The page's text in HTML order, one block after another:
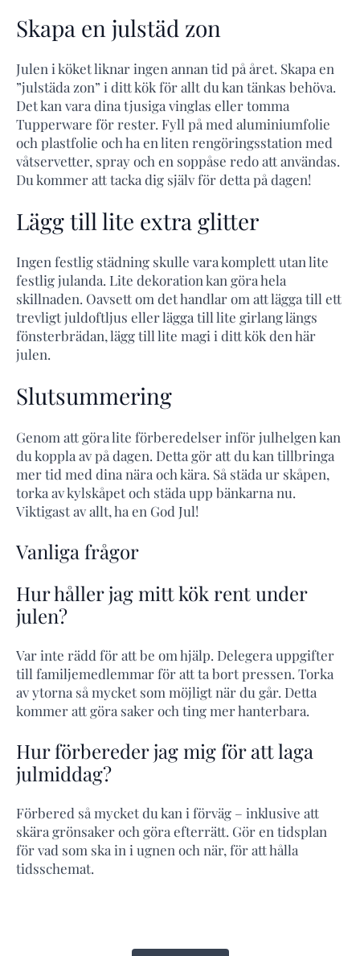
Skapa en julstäd zon
Julen i köket liknar ingen annan tid på året. Skapa en
”julstäda zon” i ditt kök för allt du kan tänkas behöva.
Det kan vara dina tjusiga vinglas eller tomma
Tupperware för rester. Fyll på med aluminiumfolie
och plastfolie och ha en liten rengöringsstation med
våtservetter, spray och en soppåse redo att användas.
Du kommer att tacka dig själv för detta på dagen!
Lägg till lite extra glitter
Ingen festlig städning skulle vara komplett utan lite
festlig julanda. Lite dekoration kan göra hela
skillnaden. Oavsett om det handlar om att lägga till ett
trevligt juldoftljus eller lägga till lite girlang längs
fönsterbrädan, lägg till lite magi i ditt kök den här
julen.
Slutsummering
Genom att göra lite förberedelser inför julhelgen kan
du koppla av på dagen. Detta gör att du kan tillbringa
mer tid med dina nära och kära. Så städa ur skåpen,
torka av kylskåpet och städa upp bänkarna nu.
Viktigast av allt, ha en God Jul!
Vanliga frågor
Hur håller jag mitt kök rent under
julen?
Var inte rädd för att be om hjälp. Delegera uppgifter
till familjemedlemmar för att ta bort pressen. Torka
av ytorna så mycket som möjligt när du går. Detta
kommer att göra saker och ting mer hanterbara.
Hur förbereder jag mig för att laga
julmiddag?
Förbered så mycket du kan i förväg – inklusive att
skära grönsaker och göra efterrätt. Gör en tidsplan
för vad som ska in i ugnen och när, för att hålla
tidsschemat.